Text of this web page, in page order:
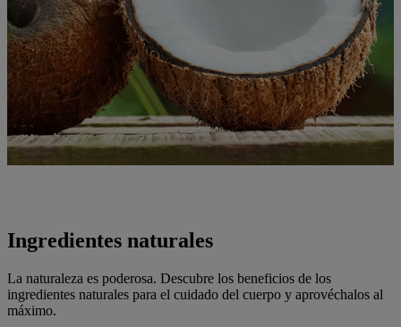
Ingredientes naturales
La naturaleza es poderosa. Descubre los beneficios de los
ingredientes naturales para el cuidado del cuerpo y aprovéchalos al
máximo.